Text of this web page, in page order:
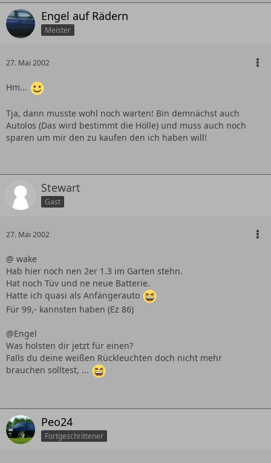
Engel auf Rädern
Meister
27. Mai 2002
Hm...
Tja, dann musste wohl noch warten! Bin demnächst auch
Autolos (Das wird bestimmt die Hölle) und muss auch noch
sparen um mir den zu kaufen den ich haben will!
Stewart
Gast
27. Mai 2002
@ wake
Hab hier noch nen 2er 1.3 im Garten stehn.
Hat noch Tüv und ne neue Batterie.
Hatte ich quasi als Anfängerauto
Für 99,- kannsten haben (Ez 86)
@Engel
Was holsten dir jetzt für einen?
Falls du deine weißen Rückleuchten doch nicht mehr
brauchen solltest, ...
Peo24
Fortgeschrittener